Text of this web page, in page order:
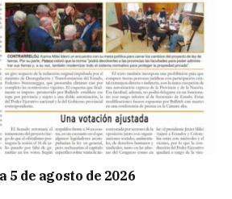
5 de agosto de 2026